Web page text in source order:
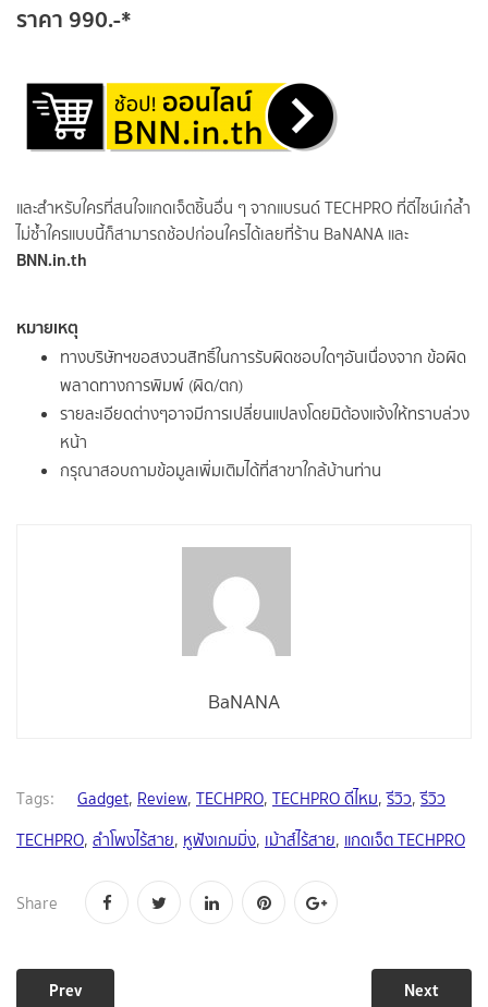
ราคา 990.-*
และสำหรับใครที่สนใจแกดเจ็ตชิ้นอื่น ๆ จากแบรนด์ TECHPRO ที่ดีไซน์เก๋ล้ำ
ไม่ซ้ำใครแบบนี้ก็สามารถช้อปก่อนใครได้เลยที่ร้าน BaNANA และ
BNN.in.th
หมายเหตุ
ทางบริษัทฯขอสงวนสิทธิ์ในการรับผิดชอบใดๆอันเนื่องจาก ข้อผิด
พลาดทางการพิมพ์ (ผิด/ตก)
รายละเอียดต่างๆอาจมีการเปลี่ยนแปลงโดยมิต้องแจ้งให้ทราบล่วง
หน้า
กรุณาสอบถามข้อมูลเพิ่มเติมได้ที่สาขาใกล้บ้านท่าน
BaNANA
Tags: Gadget, Review, TECHPRO, TECHPRO ดีไหม,รีวิว,รีวิว
TECHPRO, ลำโพงไร้สาย, หูฟังเกมมิ่ง, เม้าส์ไร้สาย, แกดเจ็ต TECHPRO
Share
Prev Next